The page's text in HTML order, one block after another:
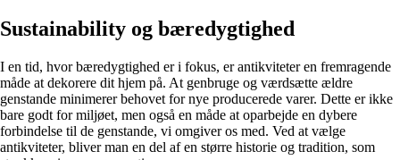
Sustainability og bæredygtighed
I en tid, hvor bæredygtighed er i fokus, er antikviteter en fremragende
måde at dekorere dit hjem på. At genbruge og værdsætte ældre
genstande minimerer behovet for nye producerede varer. Dette er ikke
bare godt for miljøet, men også en måde at oparbejde en dybere
forbindelse til de genstande, vi omgiver os med. Ved at vælge
antikviteter, bliver man en del af en større historie og tradition, som